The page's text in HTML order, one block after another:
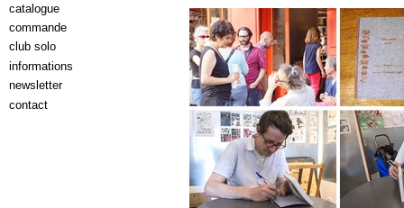
catalogue
commande
club solo
informations
newsletter
contact